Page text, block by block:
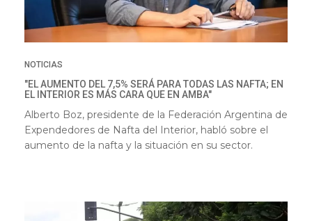
NOTICIAS
"EL AUMENTO DEL 7,5% SERÁ PARA TODAS LAS NAFTA; EN
EL INTERIOR ES MÁS CARA QUE EN AMBA"
Alberto Boz, presidente de la Federación Argentina de
Expendedores de Nafta del Interior, habló sobre el
aumento de la nafta y la situación en su sector.